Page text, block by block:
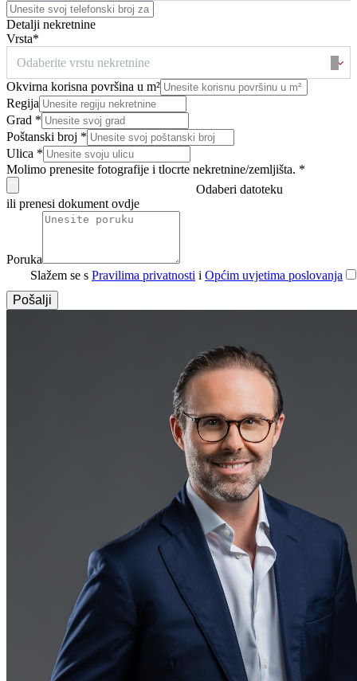
Detalji nekretnine
Vrsta*
Odaberite vrstu nekretnine
Okvirna korisna površina u m²
Regija
Grad *
Poštanski broj *
Ulica *
Molimo prenesite fotografije i tlocrte nekretnine/zemljišta. *
Odaberi datoteku
ili prenesi dokument ovdje
Poruka
Slažem se s Pravilima privatnosti i Općim uvjetima poslovanja
Pošalji